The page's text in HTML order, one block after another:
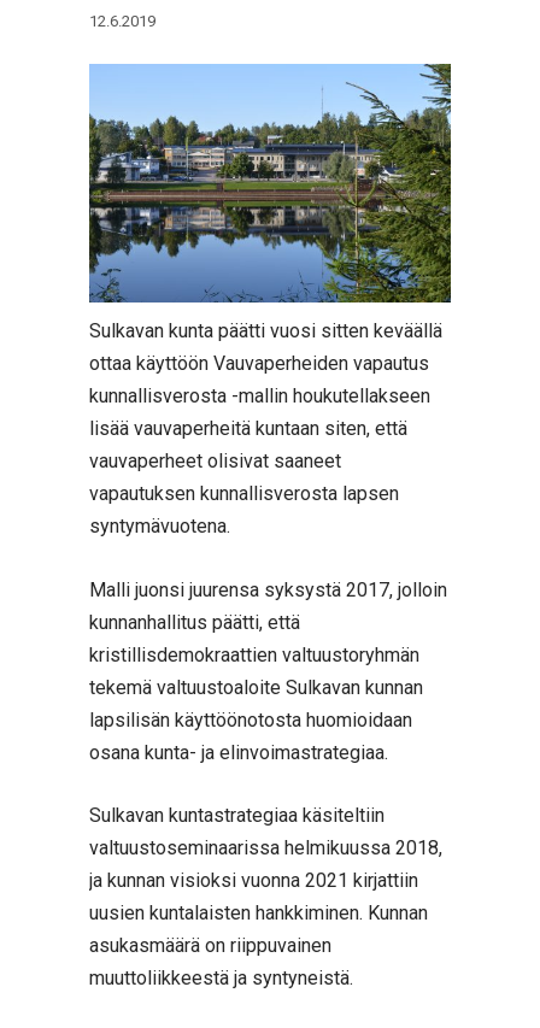
12.6.2019
Sulkavan kunta päätti vuosi sitten keväällä
ottaa käyttöön Vauvaperheiden vapautus
kunnallisverosta -mallin houkutellakseen
lisää vauvaperheitä kuntaan siten, että
vauvaperheet olisivat saaneet
vapautuksen kunnallisverosta lapsen
syntymävuotena.
Malli juonsi juurensa syksystä 2017, jolloin
kunnanhallitus päätti, että
kristillisdemokraattien valtuustoryhmän
tekemä valtuustoaloite Sulkavan kunnan
lapsilisän käyttöönotosta huomioidaan
osana kunta- ja elinvoimastrategiaa.
Sulkavan kuntastrategiaa käsiteltiin
valtuustoseminaarissa helmikuussa 2018,
ja kunnan visioksi vuonna 2021 kirjattiin
uusien kuntalaisten hankkiminen. Kunnan
asukasmäärä on riippuvainen
muuttoliikkeestä ja syntyneistä.